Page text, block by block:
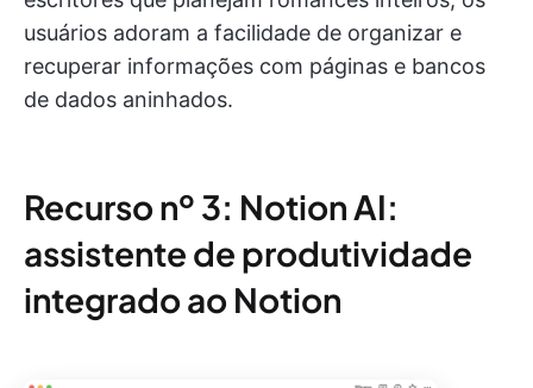
usuários adoram a facilidade de organizar e
recuperar informações com páginas e bancos
de dados aninhados.
Recurso nº 3: Notion AI:
assistente de produtividade
integrado ao Notion